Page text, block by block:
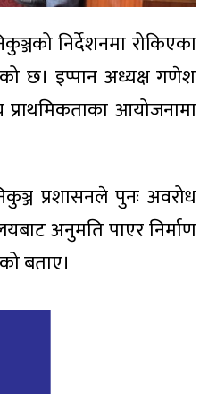
निर्देशनमा रोकिएका
छ। इप्पान अध्यक्ष गणेश
प्राथमिकताका आयोजनामा
प्रशासनले पुनः अवरोध
अनुमति पाएर निर्माण
बताए।